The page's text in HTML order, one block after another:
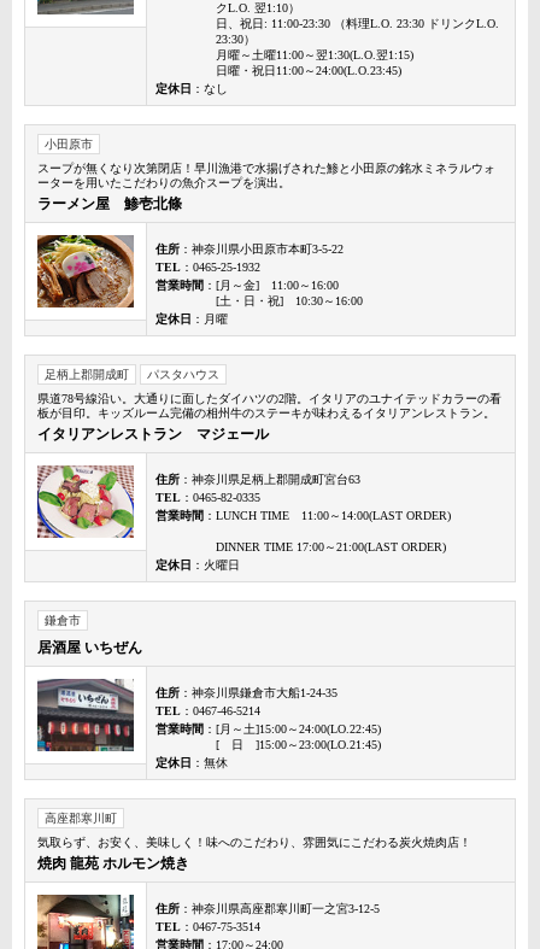
クL.O. 翌1:10）
日、祝日: 11:00-23:30 （料理L.O. 23:30 ドリンクL.O.
23:30）
月曜～土曜11:00～翌1:30(L.O.翌1:15)
日曜・祝日11:00～24:00(L.O.23:45)
定休日 ：なし
小田原市
スープが無くなり次第閉店！早川漁港で水揚げされた鯵と小田原の銘水ミネラルウォ
ーターを用いたこだわりの魚介スープを演出。
ラーメン屋 鯵壱北條
住所 ：神奈川県小田原市本町3-5-22
TEL ：0465-25-1932
営業時間 ：[月～金] 11:00～16:00
[土・日・祝] 10:30～16:00
定休日 ：月曜
足柄上郡開成町
パスタハウス
県道78号線沿い。大通りに面したダイハツの2階。イタリアのユナイテッドカラーの看
板が目印。キッズルーム完備の相州牛のステーキが味わえるイタリアンレストラン。
イタリアンレストラン マジェール
住所 ：神奈川県足柄上郡開成町宮台63
TEL ：0465-82-0335
営業時間 ：LUNCH TIME 11:00～14:00(LAST ORDER)
DINNER TIME 17:00～21:00(LAST ORDER)
定休日 ：火曜日
鎌倉市
居酒屋 いちぜん
住所 ：神奈川県鎌倉市大船1-24-35
TEL ：0467-46-5214
営業時間 ：[月～土]15:00～24:00(LO.22:45)
[ 日 ]15:00～23:00(LO.21:45)
定休日 ：無休
高座郡寒川町
気取らず、お安く、美味しく！味へのこだわり、雰囲気にこだわる炭火焼肉店！
焼肉 龍苑 ホルモン焼き
住所 ：神奈川県高座郡寒川町一之宮3-12-5
TEL ：0467-75-3514
営業時間 ：17:00～24:00